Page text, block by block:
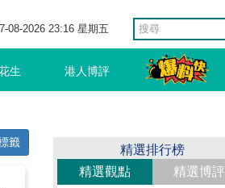
08-2026 23:16 星期五
生 港人博評
籤
精選排行榜
精選觀點
精選博評